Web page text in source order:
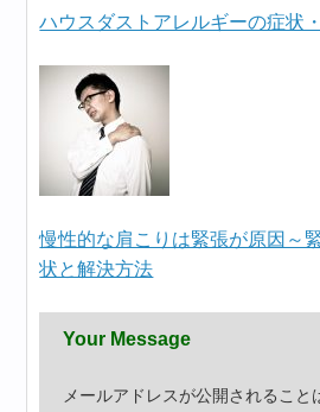
ハウスダストアレルギーの症状
慢性的な肩こりは緊張が原因～
状と解決方法
Your Message
メールアドレスが公開されること